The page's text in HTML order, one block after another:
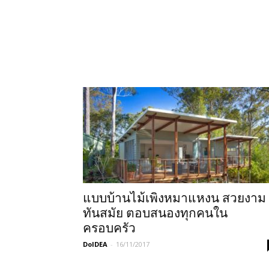
แบบบ้านไม้เพิงหมาแหงน สวยงาม
ทันสมัย ตอบสนองทุกคนใน
ครอบครัว
DoIDEA - 16/11/2017